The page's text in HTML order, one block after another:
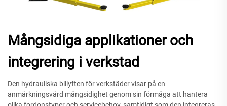
Mångsidiga applikationer och
integrering i verkstad
Den hydrauliska billyften för verkstäder visar på en
anmärkningsvärd mångsidighet genom sin förmåga att hantera